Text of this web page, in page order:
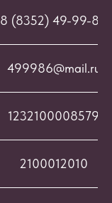
8 (8352) 49-99-86
499986@mail.ru
1232100008579
2100012010